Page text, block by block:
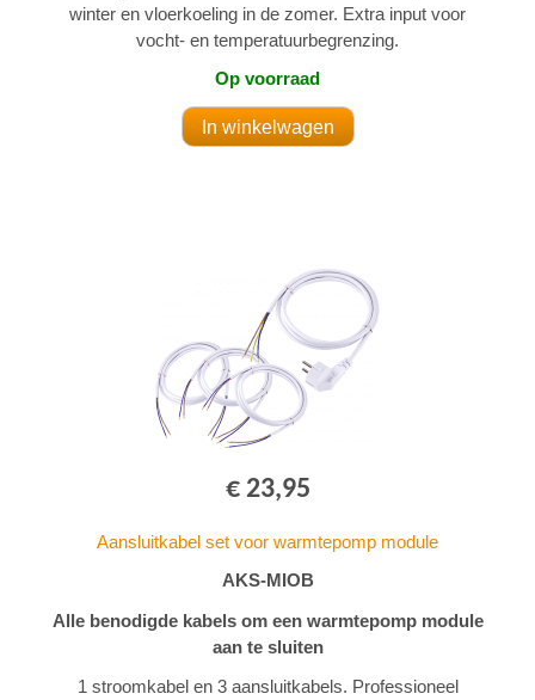
winter en vloerkoeling in de zomer. Extra input voor
vocht- en temperatuurbegrenzing.
Op voorraad
€ 23,95
Aansluitkabel set voor warmtepomp module
AKS-MIOB
Alle benodigde kabels om een warmtepomp module
aan te sluiten
1 stroomkabel en 3 aansluitkabels. Professioneel